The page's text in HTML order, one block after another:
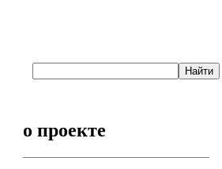
о проекте